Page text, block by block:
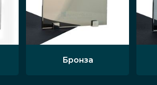
шпона (дуба, венге) с большими
например, ковкой
Бронза